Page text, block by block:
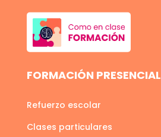
FORMACIÓN PRESENCIAL
Refuerzo escolar
Clases particulares